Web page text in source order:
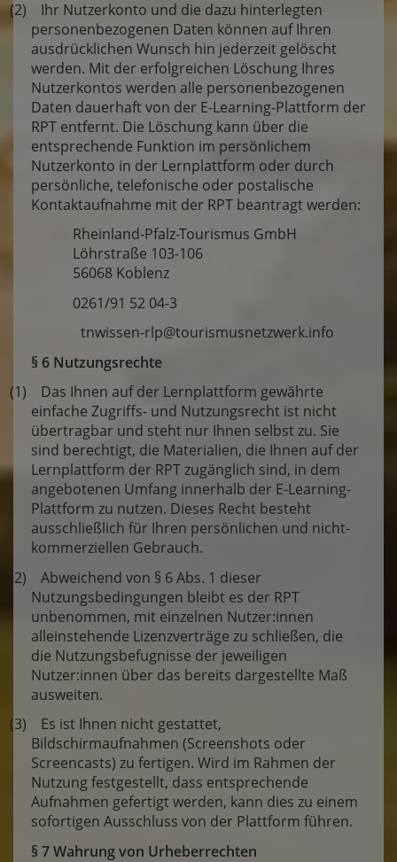
(2) Ihr Nutzerkonto und die dazu hinterlegten
personenbezogenen Daten können auf Ihren
ausdrücklichen Wunsch hin jederzeit gelöscht
werden. Mit der erfolgreichen Löschung Ihres
Nutzerkontos werden alle personenbezogenen
Daten dauerhaft von der E-Learning-Plattform der
RPT entfernt. Die Löschung kann über die
entsprechende Funktion im persönlichem
Nutzerkonto in der Lernplattform oder durch
persönliche, telefonische oder postalische
Kontaktaufnahme mit der RPT beantragt werden:
Rheinland-Pfalz-Tourismus GmbH
Löhrstraße 103-106
56068 Koblenz
0261/91 52 04-3
tnwissen-rlp@tourismusnetzwerk.info
§ 6 Nutzungsrechte
(1) Das Ihnen auf der Lernplattform gewährte
einfache Zugriffs- und Nutzungsrecht ist nicht
übertragbar und steht nur Ihnen selbst zu. Sie
sind berechtigt, die Materialien, die Ihnen auf der
Lernplattform der RPT zugänglich sind, in dem
angebotenen Umfang innerhalb der E-Learning-
Plattform zu nutzen. Dieses Recht besteht
ausschließlich für Ihren persönlichen und nicht-
kommerziellen Gebrauch.
(2) Abweichend von § 6 Abs. 1 dieser
Nutzungsbedingungen bleibt es der RPT
unbenommen, mit einzelnen Nutzer:innen
alleinstehende Lizenzverträge zu schließen, die
die Nutzungsbefugnisse der jeweiligen
Nutzer:innen über das bereits dargestellte Maß
ausweiten.
(3) Es ist Ihnen nicht gestattet,
Bildschirmaufnahmen (Screenshots oder
Screencasts) zu fertigen. Wird im Rahmen der
Nutzung festgestellt, dass entsprechende
Aufnahmen gefertigt werden, kann dies zu einem
sofortigen Ausschluss von der Plattform führen.
§ 7 Wahrung von Urheberrechten